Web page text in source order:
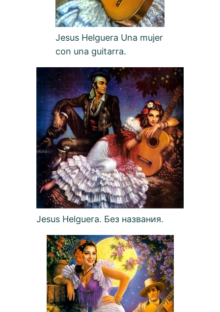
Jesus Helguera Una mujer
con una guitarra.
Jesus Helguera. Без названия.